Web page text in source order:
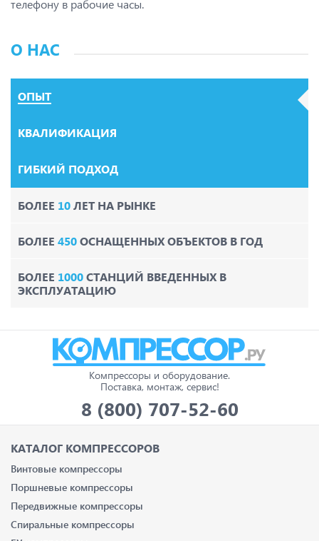
телефону в рабочие часы.
О НАС
ОПЫТ
КВАЛИФИКАЦИЯ
ГИБКИЙ ПОДХОД
БОЛЕЕ 10ЛЕТ НА РЫНКЕ
БОЛЕЕ 450ОСНАЩЕННЫХ ОБЪЕКТОВ В ГОД
БОЛЕЕ 1000СТАНЦИЙ ВВЕДЕННЫХ В
ЭКСПЛУАТАЦИЮ
Компрессоры и оборудование.
Поставка, монтаж, сервис!
8 (800) 707-52-60
КАТАЛОГ КОМПРЕССОРОВ
Винтовые компрессоры
Поршневые компрессоры
Передвижные компрессоры
Спиральные компрессоры